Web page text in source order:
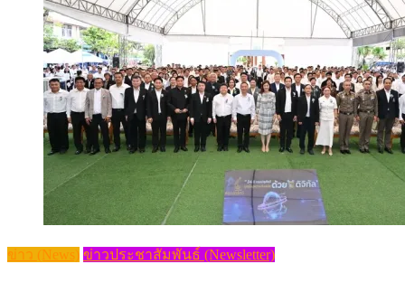
ข่าว (News) ข่าวประชาสัมพันธ์ (Newsletter)